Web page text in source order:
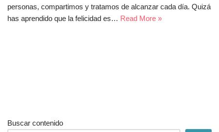
personas, compartimos y tratamos de alcanzar cada día. Quizá
has aprendido que la felicidad es… Read More »
Buscar contenido